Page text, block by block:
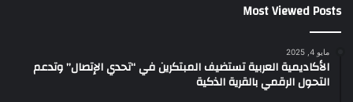
Most Viewed Posts
مايو 4, 2025
الأكاديمية العربية تستضيف المبتكرين في “تحدي الإتصال” وتدعم
التحول الرقمي بالقرية الذكية